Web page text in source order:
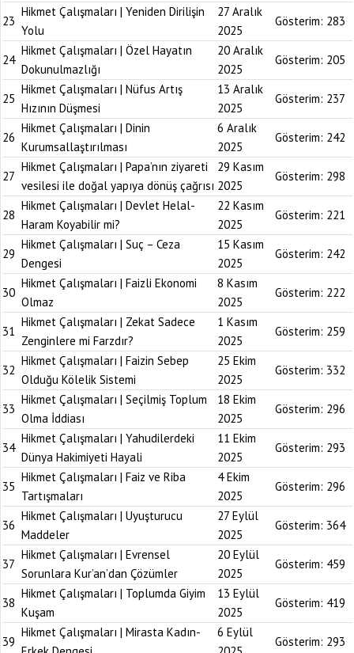
23
Hikmet Çalışmaları | Yeniden Dirilişin
Yolu
27 Aralık
2025
Gösterim: 283
24
Hikmet Çalışmaları | Özel Hayatın
Dokunulmazlığı
20 Aralık
2025
Gösterim: 205
25
Hikmet Çalışmaları | Nüfus Artış
Hızının Düşmesi
13 Aralık
2025
Gösterim: 237
26
Hikmet Çalışmaları | Dinin
Kurumsallaştırılması
6 Aralık
2025
Gösterim: 242
27
Hikmet Çalışmaları | Papa’nın ziyareti
vesilesi ile doğal yapıya dönüş çağrısı
29 Kasım
2025
Gösterim: 298
28
Hikmet Çalışmaları | Devlet Helal-
Haram Koyabilir mi?
22 Kasım
2025
Gösterim: 221
29
Hikmet Çalışmaları | Suç – Ceza
Dengesi
15 Kasım
2025
Gösterim: 242
30
Hikmet Çalışmaları | Faizli Ekonomi
Olmaz
8 Kasım
2025
Gösterim: 222
31
Hikmet Çalışmaları | Zekat Sadece
Zenginlere mi Farzdır?
1 Kasım
2025
Gösterim: 259
32
Hikmet Çalışmaları | Faizin Sebep
Olduğu Kölelik Sistemi
25 Ekim
2025
Gösterim: 332
33
Hikmet Çalışmaları | Seçilmiş Toplum
Olma İddiası
18 Ekim
2025
Gösterim: 296
34
Hikmet Çalışmaları | Yahudilerdeki
Dünya Hakimiyeti Hayali
11 Ekim
2025
Gösterim: 293
35
Hikmet Çalışmaları | Faiz ve Riba
Tartışmaları
4 Ekim
2025
Gösterim: 296
36
Hikmet Çalışmaları | Uyuşturucu
Maddeler
27 Eylül
2025
Gösterim: 364
37
Hikmet Çalışmaları | Evrensel
Sorunlara Kur’an’dan Çözümler
20 Eylül
2025
Gösterim: 459
38
Hikmet Çalışmaları | Toplumda Giyim
Kuşam
13 Eylül
2025
Gösterim: 419
39
Hikmet Çalışmaları | Mirasta Kadın-
6 Eylül
Gösterim: 293